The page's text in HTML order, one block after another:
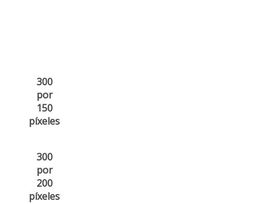
300
por
150
píxeles
300
por
200
píxeles